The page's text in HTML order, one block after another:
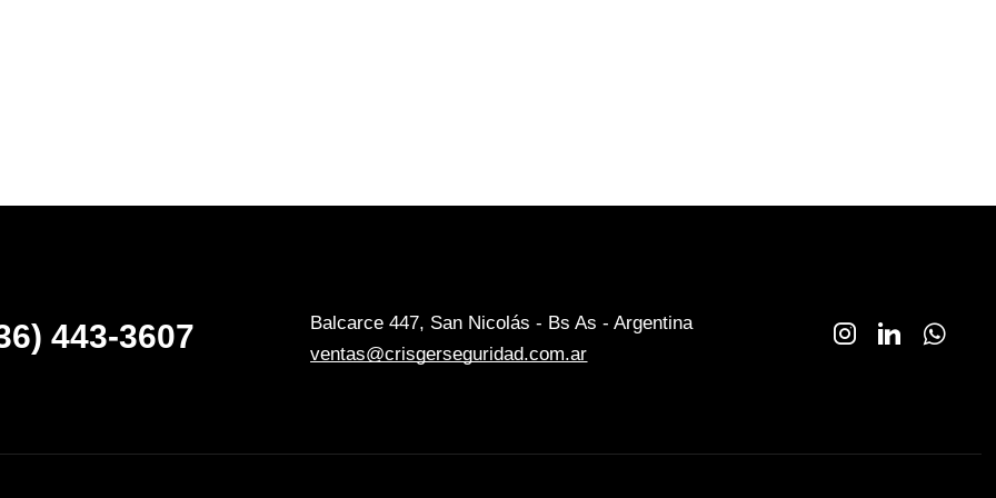
443-3607
Balcarce 447, San Nicolás - Bs As - Argentina
ventas@crisgerseguridad.com.ar